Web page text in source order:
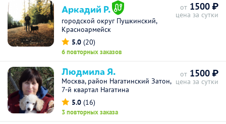
Аркадий Р.
городской округ Пушкинский,
Красноармейск
5.0 (20)
6 повторных заказов
от 1500 ₽
цена за сутки
Людмила Я.
Москва, район Нагатинский Затон,
7-й квартал Нагатина
5.0 (16)
3 повторных заказа
от 1500 ₽
цена за сутки